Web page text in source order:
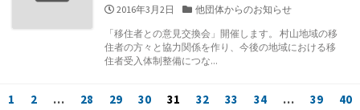
公
日
2016年3月2日
カ
ゴ
リ
他団体からのお知らせ
「移住者との意見交換会」開催します。 村山地域の移
住者の方々と協力関係を作り、今後の地域における移
住者受入体制整備につな...
投
1 2 … 28 29 30 31 32 33 34 … 39 40